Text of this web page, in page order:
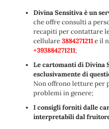
Divina Sensitiva è un
che offre consulti a
recapiti per contattare
cellulare3884271211e il
+393884271211;
Le cartomanti di Divina
esclusivamente di
Non offrono letture per
problemi in genere;
I consigli forniti dalle
interpretabili dal